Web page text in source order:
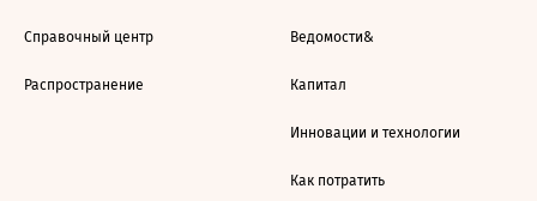
Справочный центр
Распространение
Ведомости&
Капитал
Инновации и технологии
Как потратить